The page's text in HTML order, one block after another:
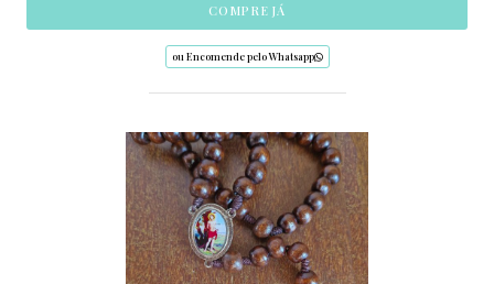
COMPRE JÁ
ou Encomende pelo Whatsapp